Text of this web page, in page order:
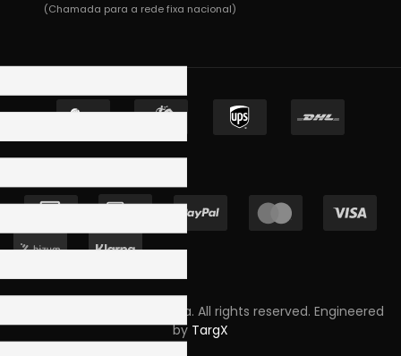
(Chamada para a rede fixa nacional)
Copyright © 2023 Skpro, Lda. All rights reserved. Engineered
by TargX